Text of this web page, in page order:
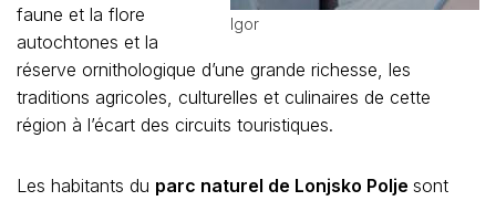
Igor
faune et la flore
autochtones et la
réserve ornithologique d’une grande richesse, les
traditions agricoles, culturelles et culinaires de cette
région à l’écart des circuits touristiques.
Les habitants du parc naturel de Lonjsko Polje sont